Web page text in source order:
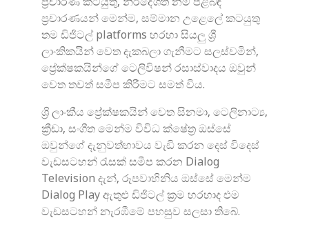
ප්‍රචාරණ කටයුතු, නිර්දේශිත නම් පිළිබඳ
ප්‍රචාරණයන් මෙන්ම, සම්මාන උළෙලේ කටයුතු
තම ඩිජිටල් platforms හරහා සියලු ශ්‍රී
ලාංකිකයින් වෙත දැකබලා ගැනීමට සලස්වමින්,
ප්‍රේක්ෂකයින්ගේ ටෙලිවිෂන් රසාස්වාදය ඔවුන්
වෙත තවත් සමීප කිරීමට සමත් විය.
ශ්‍රි ලාංකීය ප්‍රේක්ෂකයින් වෙත සිනමා, ටෙලිනාට්‍ය,
ක්‍රීඩා, සංගීත මෙන්ම විවිධ ක්ෂේත්‍ර ඔස්සේ
ඔවුන්ගේ දැනුවත්භාවය වැඩි කරන දෙස් විදෙස්
වැඩසටහන් රැසක් සමීප කරන Dialog
Television දැන්, රූපවාහිනිය ඔස්සේ මෙන්ම
Dialog Play ඇතුළු ඩිජිටල් ක්‍රම හරහාද එම
වැඩසටහන් නැරඹීමේ පහසුව සලසා තිබේ.